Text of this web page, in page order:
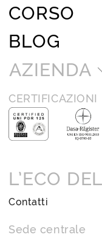
CORSO
BLOG
AZIENDA
CERTIFICAZIONI
L’ECO
Contatti
Sede centrale